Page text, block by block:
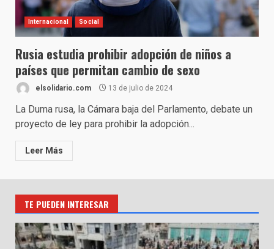
Internacional Social
Rusia estudia prohibir adopción de niños a
países que permitan cambio de sexo
elsolidario.com 13 de julio de 2024
La Duma rusa, la Cámara baja del Parlamento, debate un
proyecto de ley para prohibir la adopción...
Leer Más
TE PUEDEN INTERESAR